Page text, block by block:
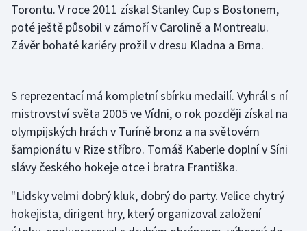
Plavání
Plážový volejbal
Rychlobruslení
Rychlostní kanoistika
Short track
Sportovní střelba
Torontu. V roce 2011 získal Stanley Cup s Bostonem,
poté ještě působil v zámoří v Carolině a Montrealu.
Závěr bohaté kariéry prožil v dresu Kladna a Brna.
S reprezentací má kompletní sbírku medailí. Vyhrál s ní
mistrovství světa 2005 ve Vídni, o rok později získal na
olympijských hrách v Turíně bronz a na světovém
šampionátu v Rize stříbro. Tomáš Kaberle doplní v Síni
slávy českého hokeje otce i bratra Františka.
"Lidsky velmi dobrý kluk, dobrý do party. Velice chytrý
hokejista, dirigent hry, který organizoval založení